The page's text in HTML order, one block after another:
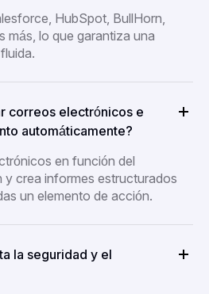
HubSpot, BullHorn,
más, lo que garantiza una
correos electrónicos e
automáticamente?
en función del
y crea informes estructurados
un elemento de acción.
la seguridad y el